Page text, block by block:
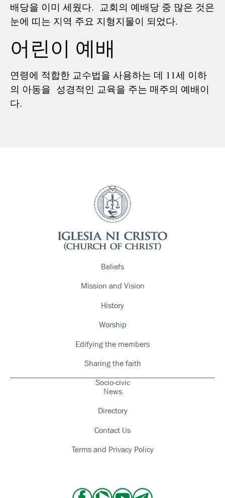
배당을 이미 세웠다. 교회의 예배당 중 많은 것은
눈에 띠는 지역 주요 지형지물이 되었다.
어린이 예배
연령에 적합한 교수법을 사용하는 데 11세 이하
의 아동을 성경적인 교육을 주는 매주의 예배이
다.
Beliefs
Mission and Vision
History
Worship
Edifying the members
Sharing the faith
Socio-civic
News
Directory
Contact Us
Terms and Privacy Policy